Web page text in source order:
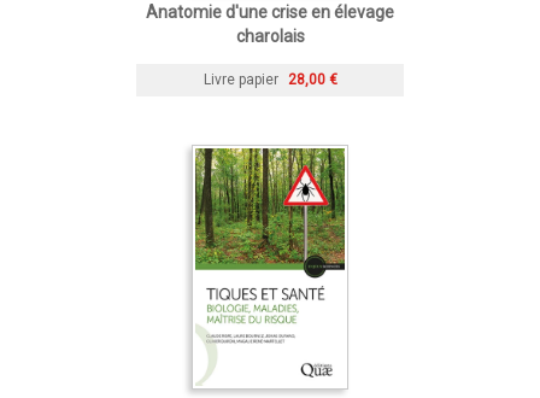
Anatomie d'une crise en élevage
charolais
Livre papier 28,00 €